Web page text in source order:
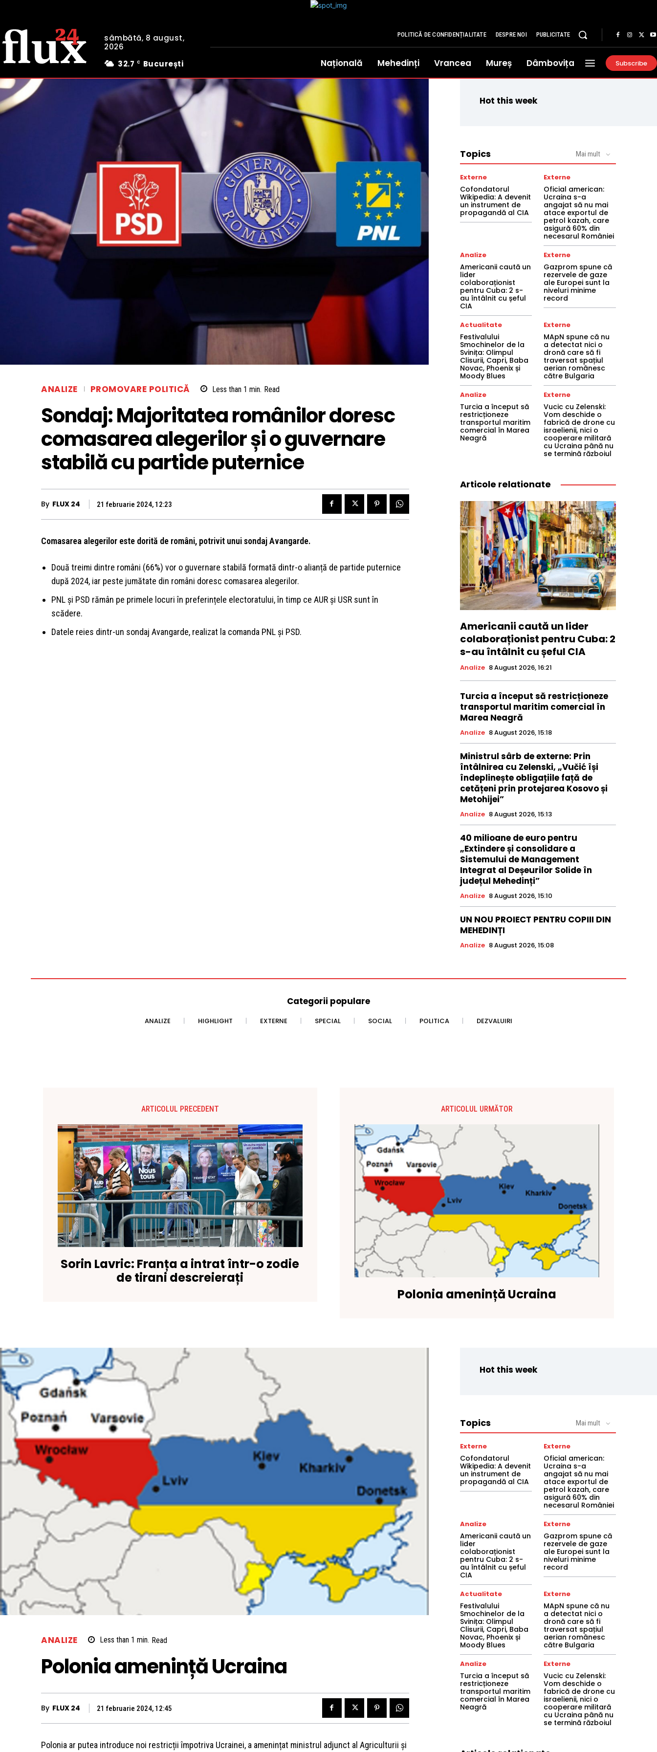
sâmbătă, 8 august,
2026
32.7 C București
POLITICĂ DE CONFIDENȚIALITATE DESPRE NOI PUBLICITATE
Națională Mehedinți Vrancea Mureș Dâmbovița Subscribe
ANALIZE PROMOVARE POLITICĂ Less than 1 min. Read
Sondaj: Majoritatea românilor doresc
comasarea alegerilor și o guvernare
stabilă cu partide puternice
By FLUX 24 21 februarie 2024, 12:23
Comasarea alegerilor este dorită de români, potrivit unui sondaj Avangarde.
Două treimi dintre români (66%) vor o guvernare stabilă formată dintr-o alianță de partide puternice
după 2024, iar peste jumătate din români doresc comasarea alegerilor.
PNL și PSD rămân pe primele locuri în preferințele electoratului, în timp ce AUR și USR sunt în
scădere.
Datele reies dintr-un sondaj Avangarde, realizat la comanda PNL și PSD.
Hot this week
Topics Mai mult
Externe
Cofondatorul
Wikipedia: A devenit
un instrument de
propagandă al CIA
Externe
Oficial american:
Ucraina s-a
angajat să nu mai
atace exportul de
petrol kazah, care
asigură 60% din
necesarul României
Analize
Americanii caută un
lider
colaboraționist
pentru Cuba: 2 s-
au întâlnit cu șeful
CIA
Externe
Gazprom spune că
rezervele de gaze
ale Europei sunt la
niveluri minime
record
Actualitate
Festivalului
Smochinelor de la
Svinița: Olimpul
Clisurii, Capri, Baba
Novac, Phoenix și
Moody Blues
Externe
MApN spune că nu
a detectat nici o
dronă care să fi
traversat spațiul
aerian românesc
către Bulgaria
Analize
Turcia a început să
restricționeze
transportul maritim
comercial în Marea
Neagră
Externe
Vucic cu Zelenski:
Vom deschide o
fabrică de drone cu
israelienii, nici o
cooperare militară
cu Ucraina până nu
se termină războiul
Articole relationate
Americanii caută un lider
colaboraționist pentru Cuba: 2
s-au întâlnit cu șeful CIA
Analize 8 August 2026, 16:21
Turcia a început să restricționeze
transportul maritim comercial în
Marea Neagră
Analize 8 August 2026, 15:18
Ministrul sârb de externe: Prin
întâlnirea cu Zelenski, „Vučić își
îndeplinește obligațiile față de
cetățeni prin protejarea Kosovo și
Metohijei”
Analize 8 August 2026, 15:13
40 milioane de euro pentru
„Extindere și consolidare a
Sistemului de Management
Integrat al Deșeurilor Solide în
județul Mehedinți”
Analize 8 August 2026, 15:10
UN NOU PROIECT PENTRU COPIII DIN
MEHEDINȚI
Analize 8 August 2026, 15:08
Categorii populare
ANALIZE HIGHLIGHT EXTERNE SPECIAL SOCIAL POLITICA DEZVALUIRI
ARTICOLUL PRECEDENT
Sorin Lavric: Franța a intrat într-o zodie
de tirani descreierați
ARTICOLUL URMĂTOR
Polonia amenință Ucraina